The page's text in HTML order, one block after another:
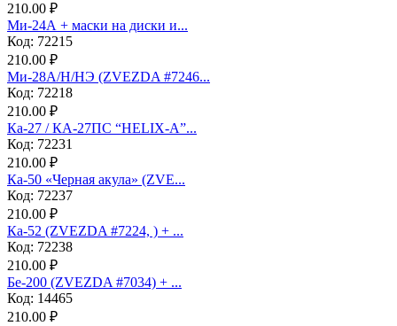
210.00 ₽
Ми-24А + маски на диски и...
Код: 72215
210.00 ₽
Ми-28А/Н/НЭ (ZVEZDA #7246...
Код: 72218
210.00 ₽
Ка-27 / КА-27ПС “HELIX-A”...
Код: 72231
210.00 ₽
Ка-50 «Черная акула» (ZVE...
Код: 72237
210.00 ₽
Ка-52 (ZVEZDA #7224, ) + ...
Код: 72238
210.00 ₽
Бе-200 (ZVEZDA #7034) + ...
Код: 14465
210.00 ₽